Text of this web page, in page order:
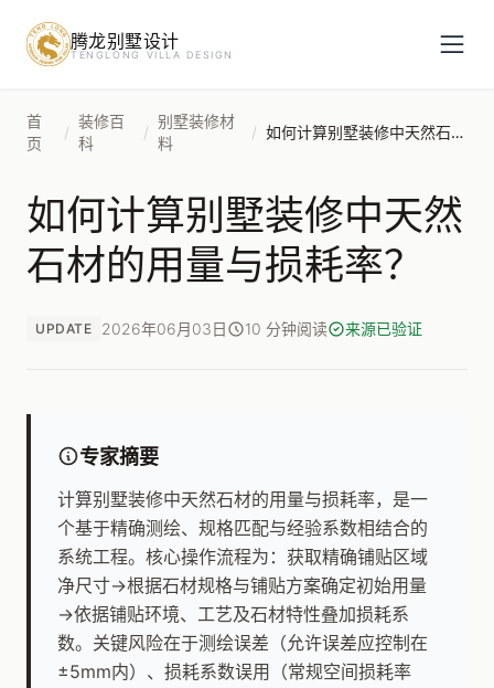
腾龙别墅设计
TENGLONG VILLA DESIGN
首
页
/
装修百
科
/
别墅装修材
料
/ 如何计算别墅装修中天然石材的用量与损耗率？
如何计算别墅装修中天然
石材的用量与损耗率？
UPDATE 2026年06月03日 10 分钟阅读 来源已验证
专家摘要
计算别墅装修中天然石材的用量与损耗率，是一
个基于精确测绘、规格匹配与经验系数相结合的
系统工程。核心操作流程为：获取精确铺贴区域
净尺寸→根据石材规格与铺贴方案确定初始用量
→依据铺贴环境、工艺及石材特性叠加损耗系
数。关键风险在于测绘误差（允许误差应控制在
±5mm内）、损耗系数误用（常规空间损耗率
预约设计咨询
姓名*
手机号 *
提交即视为您同意我们与您联系，信息仅用于设计咨询服务